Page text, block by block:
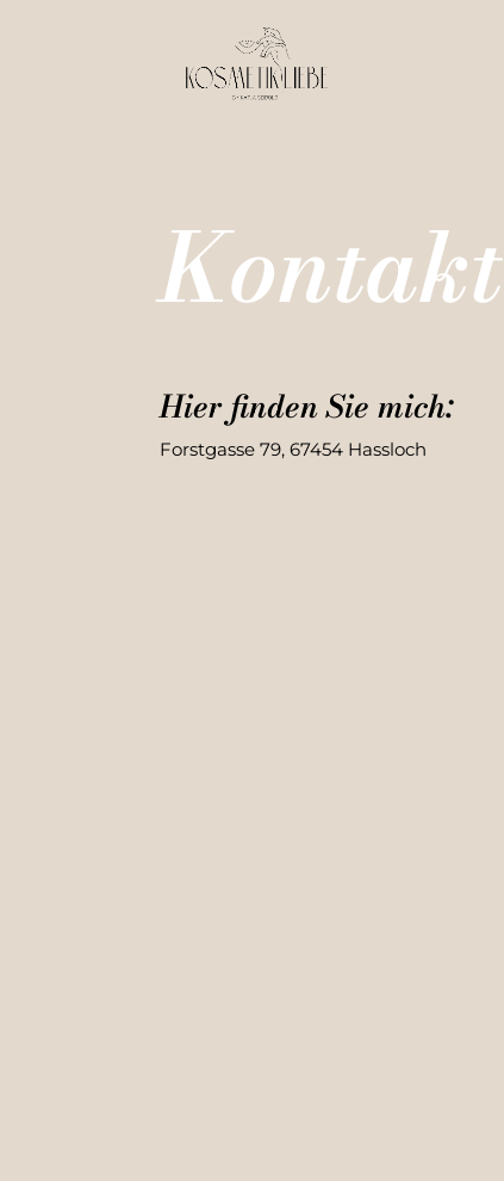
Kontakt
Hier finden Sie mich:
Forstgasse 79, 67454 Hassloch